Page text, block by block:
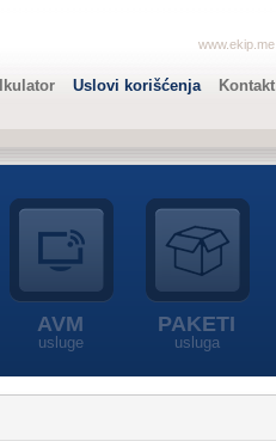
www.ekip.me
Uslovi korišćenja Kontakt
AVM
usluge
PAKETI
usluga